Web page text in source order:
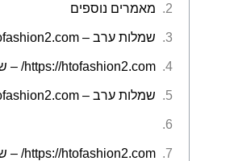
מאמרים נוספים
שמלות ערב – https://htofashion2.com/
https://htofashion2.com/ – שמלות ערב
שמלות ערב – https://htofashion2.com/
https://htofashion2.com/ – שמלות ערב